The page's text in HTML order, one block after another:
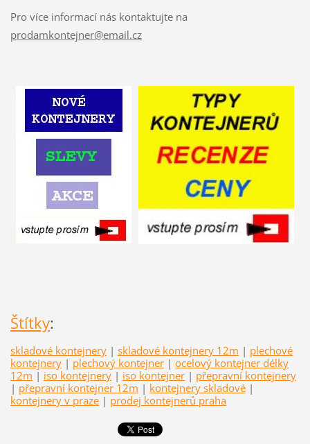
Pro více informací nás kontaktujte na
prodamkontejner@email.cz
Štítky:
skladové kontejnery | skladové kontejnery 12m | plechové
kontejnery | plechový kontejner | ocelový kontejner délky
12m | iso kontejnery | iso kontejner | přepravní kontejnery
| přepravní kontejner 12m | kontejnery skladové |
kontejnery v praze | prodej kontejnerů praha